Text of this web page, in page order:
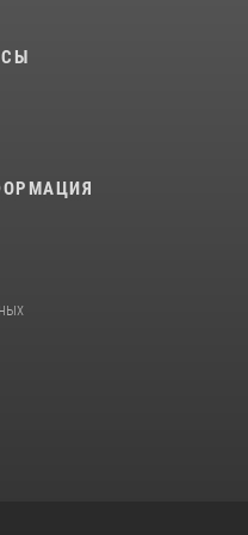
РОСГВАРДИИ ПО